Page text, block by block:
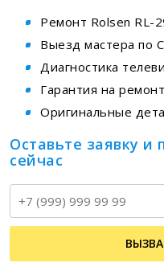
Ремонт Rolsen RL-
Выезд мастера по
Диагностика
Гарантия на
Оригинальные
Оставьте заявку и
сейчас